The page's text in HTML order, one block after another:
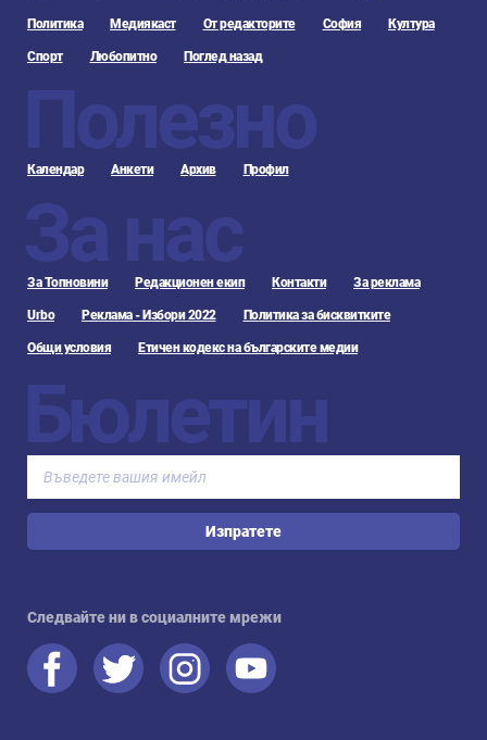
Политика Медиякаст От редакторите София Култура
Спорт Любопитно Поглед назад
Полезно
Календар Анкети Архив Профил
За нас
За Топновини Редакционен екип Контакти За реклама
Urbo Реклама - Избори 2022 Политика за бисквитките
Общи условия Етичен кодекс на българските медии
Бюлетин
Изпратете
Следвайте ни в социалните мрежи